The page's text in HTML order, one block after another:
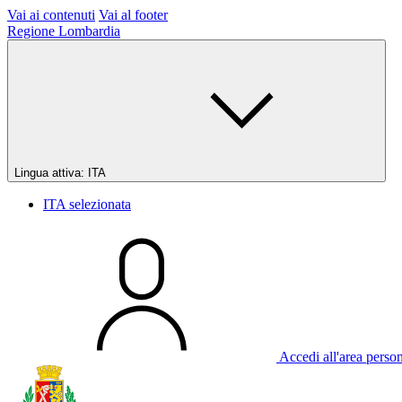
Vai ai contenuti Vai al footer
Regione Lombardia
Lingua attiva: ITA
ITA selezionata
Accedi all'area